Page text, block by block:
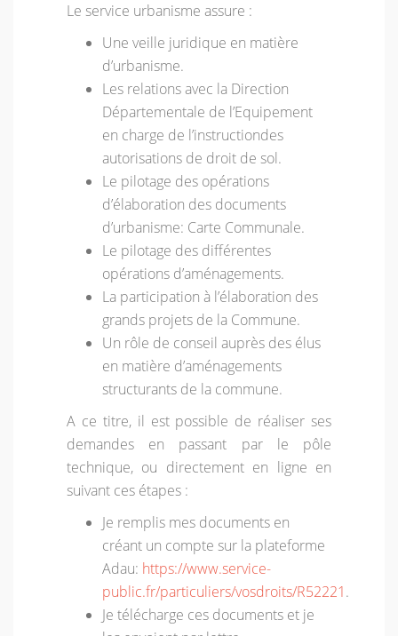
Le service urbanisme assure :
Une veille juridique en matière
d’urbanisme.
Les relations avec la Direction
Départementale de l’Equipement
en charge de l’instructiondes
autorisations de droit de sol.
Le pilotage des opérations
d’élaboration des documents
d’urbanisme: Carte Communale.
Le pilotage des différentes
opérations d’aménagements.
La participation à l’élaboration des
grands projets de la Commune.
Un rôle de conseil auprès des élus
en matière d’aménagements
structurants de la commune.
A ce titre, il est possible de réaliser ses
demandes en passant par le pôle
technique, ou directement en ligne en
suivant ces étapes :
Je remplis mes documents en
créant un compte sur la plateforme
Adau: https://www.service-
public.fr/particuliers/vosdroits/R52221.
Je télécharge ces documents et je